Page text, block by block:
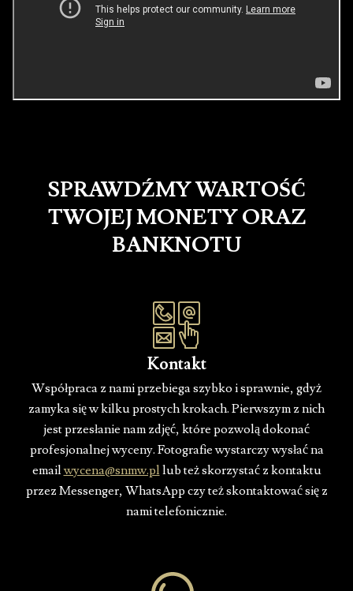
SPRAWDŹMY WARTOŚĆ
TWOJEJ MONETY ORAZ
BANKNOTU
Kontakt
Współpraca z nami przebiega szybko i sprawnie, gdyż
zamyka się w kilku prostych krokach. Pierwszym z nich
jest przesłanie nam zdjęć, które pozwolą dokonać
profesjonalnej wyceny. Fotografie wystarczy wysłać na
emailwycena@snmw.pl lub też skorzystać z kontaktu
przez Messenger, WhatsApp czy też skontaktować się z
nami telefonicznie.